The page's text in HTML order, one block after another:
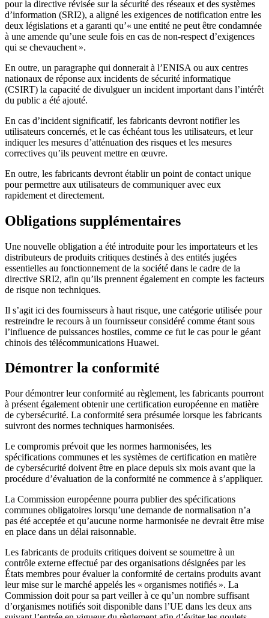
pour la directive révisée sur la sécurité des réseaux et des systèmes
d’information (SRI2), a aligné les exigences de notification entre les
deux législations et a garanti qu’« une entité ne peut être condamnée
à une amende qu’une seule fois en cas de non-respect d’exigences
qui se chevauchent ».
En outre, un paragraphe qui donnerait à l’ENISA ou aux centres
nationaux de réponse aux incidents de sécurité informatique
(CSIRT) la capacité de divulguer un incident important dans l’intérêt
du public a été ajouté.
En cas d’incident significatif, les fabricants devront notifier les
utilisateurs concernés, et le cas échéant tous les utilisateurs, et leur
indiquer les mesures d’atténuation des risques et les mesures
correctives qu’ils peuvent mettre en œuvre.
En outre, les fabricants devront établir un point de contact unique
pour permettre aux utilisateurs de communiquer avec eux
rapidement et directement.
Obligations supplémentaires
Une nouvelle obligation a été introduite pour les importateurs et les
distributeurs de produits critiques destinés à des entités jugées
essentielles au fonctionnement de la société dans le cadre de la
directive SRI2, afin qu’ils prennent également en compte les facteurs
de risque non techniques.
Il s’agit ici des fournisseurs à haut risque, une catégorie utilisée pour
restreindre le recours à un fournisseur considéré comme étant sous
l’influence de puissances hostiles, comme ce fut le cas pour le géant
chinois des télécommunications Huawei.
Démontrer la conformité
Pour démontrer leur conformité au règlement, les fabricants pourront
à présent également obtenir une certification européenne en matière
de cybersécurité. La conformité sera présumée lorsque les fabricants
suivront des normes techniques harmonisées.
Le compromis prévoit que les normes harmonisées, les
spécifications communes et les systèmes de certification en matière
de cybersécurité doivent être en place depuis six mois avant que la
procédure d’évaluation de la conformité ne commence à s’appliquer.
La Commission européenne pourra publier des spécifications
communes obligatoires lorsqu’une demande de normalisation n’a
pas été acceptée et qu’aucune norme harmonisée ne devrait être mise
en place dans un délai raisonnable.
Les fabricants de produits critiques doivent se soumettre à un
contrôle externe effectué par des organisations désignées par les
États membres pour évaluer la conformité de certains produits avant
leur mise sur le marché appelés les « organismes notifiés ». La
Commission doit pour sa part veiller à ce qu’un nombre suffisant
d’organismes notifiés soit disponible dans l’UE dans les deux ans